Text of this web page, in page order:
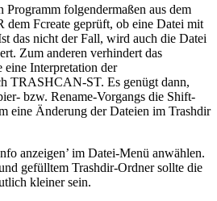
folgendermaßen aus dem
Fcreate geprüft, ob eine Datei mit
das nicht der Fall, wird auch die Datei
Zum anderen verhindert das
eine Interpretation der
TRASHCAN-ST. Es genügt dann,
bzw. Rename-Vorgangs die Shift-
eine Änderung der Dateien im Trashdir
anzeigen’ im Datei-Menü anwählen.
gefülltem Trashdir-Ordner sollte die
kleiner sein.